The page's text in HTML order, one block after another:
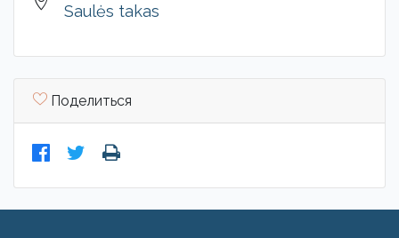
Saulės takas
Поделиться